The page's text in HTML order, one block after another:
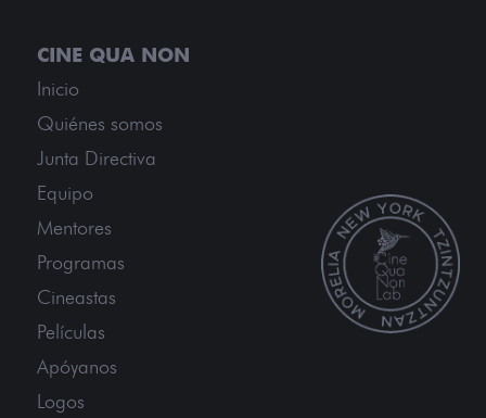
Inicio
Quiénes somos
Junta Directiva
Equipo
Mentores
Programas
Cineastas
Películas
Apóyanos
Logos